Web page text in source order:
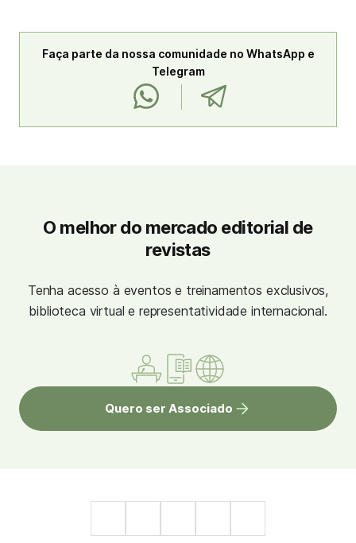
Faça parte da nossa comunidade no WhatsApp e
Telegram
O melhor do mercado editorial de
revistas
Tenha acesso à eventos e treinamentos exclusivos,
biblioteca virtual e representatividade internacional.
Quero ser Associado